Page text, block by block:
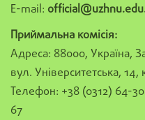
E-mail:
Приймальна комісія:
Адреса: 88000, Україна,
вул. Університетська, 14,
Телефон: +38 (0312) 64-
67